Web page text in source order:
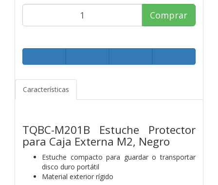
Comprar
Características
TQBC-M201B Estuche Protector
para Caja Externa M2, Negro
Estuche compacto para guardar o transportar
disco duro portátil
Material exterior rígido